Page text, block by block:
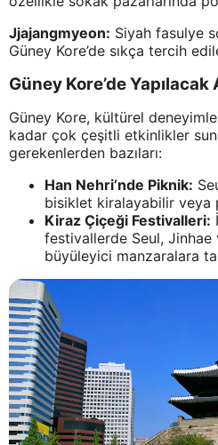
Jjajangmyeon: Siyah fasulye
Güney Kore’de sıkça tercih
Güney Kore’de
Güney Kore, kültürel
kadar çok çeşitli etkinlikler
gerekenlerden bazıları:
Han Nehri’nde Piknik:
bisiklet kiralayabilir veya
Kiraz Çiçeği Festivalleri:
festivallerde Seul,
büyüleyici manzaralara